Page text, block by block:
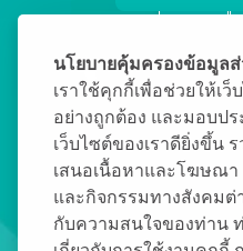
นโยบายคุ้มครองข้อมูล
เราใช้คุกกี้เพื่อช่วยให้เ
อย่างถูกต้อง และมอบป
เว็บไซต์ของเราดียิ่งขึ้น
เสนอเนื้อหาและโฆษณา
และกิจกรรมทางสังคมต่
กับความสนใจของท่าน
my Lotus's
ช้อปกับเรา